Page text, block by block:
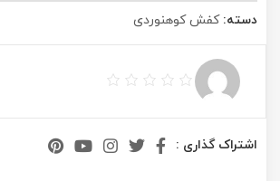
دسته: کفش کوهنوردی
اشتراک گذاری :